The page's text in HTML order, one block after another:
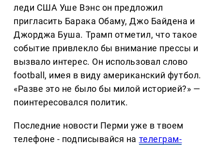
леди США Уше Вэнс он предложил
пригласить Барака Обаму, Джо Байдена и
Джорджа Буша. Трамп отметил, что такое
событие привлекло бы внимание прессы и
вызвало интерес. Он использовал слово
football, имея в виду американский футбол.
«Разве это не было бы милой историей?» —
поинтересовался политик.
Последние новости Перми уже в твоем
телефоне - подписывайся на телеграм-